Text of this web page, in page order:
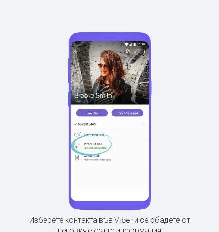
Изберете контакта във Viber и се обадете от
неговия екран с информация